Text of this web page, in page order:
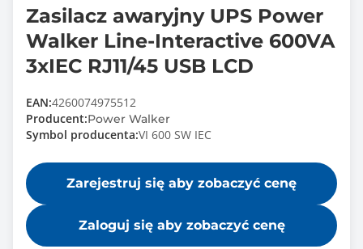
Zasilacz awaryjny UPS Power
Walker Line-Interactive 600VA
3xIEC RJ11/45 USB LCD
EAN:4260074975512
Producent:Power Walker
Symbol producenta:VI 600 SW IEC
Zarejestruj się aby zobaczyć cenę
Zaloguj się aby zobaczyć cenę